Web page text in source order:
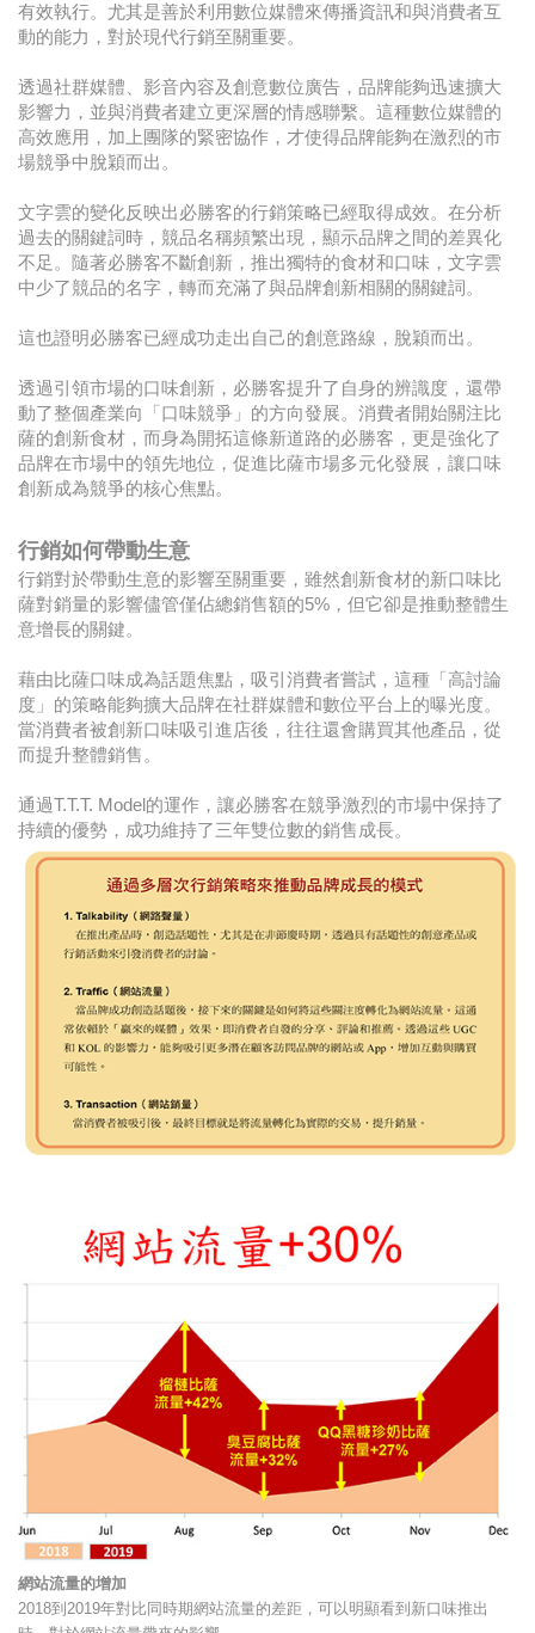
有效執行。尤其是善於利用數位媒體來傳播資訊和與消費者互
動的能力，對於現代行銷至關重要。
透過社群媒體、影音內容及創意數位廣告，品牌能夠迅速擴大
影響力，並與消費者建立更深層的情感聯繫。這種數位媒體的
高效應用，加上團隊的緊密協作，才使得品牌能夠在激烈的市
場競爭中脫穎而出。
文字雲的變化反映出必勝客的行銷策略已經取得成效。在分析
過去的關鍵詞時，競品名稱頻繁出現，顯示品牌之間的差異化
不足。隨著必勝客不斷創新，推出獨特的食材和口味，文字雲
中少了競品的名字，轉而充滿了與品牌創新相關的關鍵詞。
這也證明必勝客已經成功走出自己的創意路線，脫穎而出。
透過引領市場的口味創新，必勝客提升了自身的辨識度，還帶
動了整個產業向「口味競爭」的方向發展。消費者開始關注比
薩的創新食材，而身為開拓這條新道路的必勝客，更是強化了
品牌在市場中的領先地位，促進比薩市場多元化發展，讓口味
創新成為競爭的核心焦點。
行銷如何帶動生意
行銷對於帶動生意的影響至關重要，雖然創新食材的新口味比
薩對銷量的影響儘管僅佔總銷售額的5%，但它卻是推動整體生
意增長的關鍵。
藉由比薩口味成為話題焦點，吸引消費者嘗試，這種「高討論
度」的策略能夠擴大品牌在社群媒體和數位平台上的曝光度。
當消費者被創新口味吸引進店後，往往還會購買其他產品，從
而提升整體銷售。
通過T.T.T. Model的運作，讓必勝客在競爭激烈的市場中保持了
持續的優勢，成功維持了三年雙位數的銷售成長。
網站流量的增加
2018到2019年對比同時期網站流量的差距，可以明顯看到新口味推出